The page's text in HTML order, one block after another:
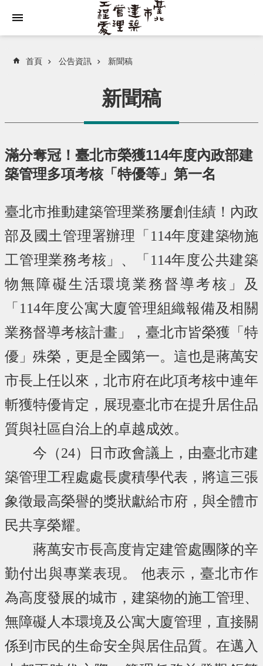
首頁 公告資訊 新聞稿
新聞稿
滿分奪冠！臺北市榮獲114年度內政部建
築管理多項考核「特優等」第一名
臺北市推動建築管理業務屢創佳績！內政
部及國土管理署辦理「114年度建築物施
工管理業務考核」、
「114年度公共建築
物無障礙生活環境業務督導考核」及
「114年度公寓大廈管理組織報備及相關
業務督導考核計畫」，臺北市皆榮獲「特
優」殊榮，更是全國第一。這也是蔣萬安
市長上任以來，北市府在此項考核中連年
斬獲特優肯定，展現臺北市在提升居住品
質與社區自治上的卓越成效。
今（24）日市政會議上，由臺北市建
築管理工程處處長虞積學代表，將這三張
象徵最高榮譽的獎狀獻給市府，與全體市
民共享榮耀。
蔣萬安市長高度肯定建管處團隊的辛
勤付出與專業表現。 他表示，臺北市作
為高度發展的城市，建築物的施工管理、
無障礙人本環境及公寓大廈管理，直接關
係到市民的生命安全與居住品質。在邁入